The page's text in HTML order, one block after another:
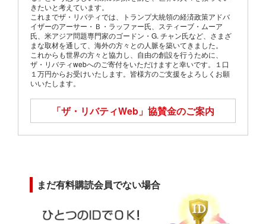
きたいと考えています。
これまでザ・リバティでは、トランプ大統領の経済政策アドバ
イザーのアーサー・Ｂ・ラッファー氏、スティーブ・ムーア
氏、米アジア問題専門家のゴードン・G. チャン氏など、さまざ
まな取材を通して、海外の方々との人脈を築いてきました。
これからも世界の方々と協力し、自由の創設を行うために、
ザ・リバティwebへのご寄付をいただけますと幸いです。１口
１万円からお受けいたします。皆様方のご支援をよろしくお願
いいたします。
「ザ・リバティWeb」 協賛金のご案内
まだ有料購読会員でない場合